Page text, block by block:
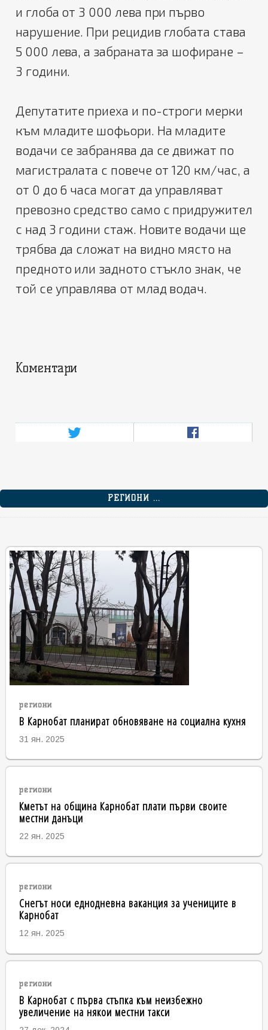
и глоба от 3 000 лева при първо
нарушение. При рецидив глобата става
5 000 лева, а забраната за шофиране –
3 години.
Депутатите приеха и по-строги мерки
към младите шофьори. На младите
водачи се забранява да се движат по
магистралата с повече от 120 км/час, а
от 0 до 6 часа могат да управляват
превозно средство само с придружител
с над 3 години стаж. Новите водачи ще
трябва да сложат на видно място на
предното или задното стъкло знак, че
той се управлява от млад водач.
Коментари
РЕГИОНИ ...
региони
В Карнобат планират обновяване на социална кухня
31 ян. 2025
региони
Кметът на община Карнобат плати първи своите
местни данъци
22 ян. 2025
региони
Снегът носи еднодневна ваканция за учениците в
Карнобат
12 ян. 2025
региони
В Карнобат с първа стъпка към неизбежно
увеличение на някои местни такси